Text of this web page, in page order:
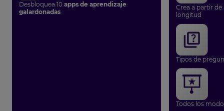
Desbloquea 10 apps de aprendizaje
galardonadas
Crea a partir
longitud
Tipos de
Todos los